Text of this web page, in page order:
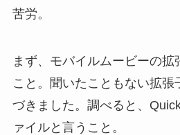
苦労。
まず、モバイルムービーの拡
こと。聞いたこともない拡張
づきました。調べると、
ァイルと言うこと。